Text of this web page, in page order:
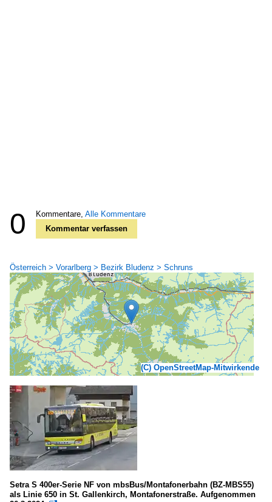
0 Kommentare, Alle Kommentare
Kommentar verfassen
Österreich > Vorarlberg > Bezirk Bludenz > Schruns
(C) OpenStreetMap-Mitwirkende
Setra S 400er-Serie NF von mbsBus/Montafonerbahn (BZ-MBS55)
als Linie 650 in St. Gallenkirch, Montafonerstraße. Aufgenommen